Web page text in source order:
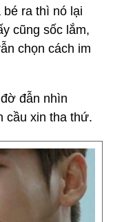
ra thì nó lại
cũng sốc lắm,
chọn cách im
đẫn nhìn
cầu xin tha thứ.